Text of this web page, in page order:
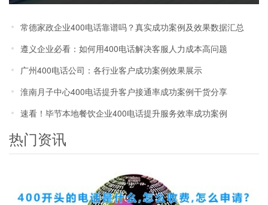
避坑省成本
常德家政企业400电话靠谱吗？真实成功案例及效果数据汇总
遵义企业必看：如何用400电话解决客服人力成本高问题
广州400电话公司：各行业客户成功案例效果展示
淮南月子中心400电话提升客户接通率成功案例干货分享
速看！毕节本地餐饮企业400电话提升服务效率成功案例
热门资讯